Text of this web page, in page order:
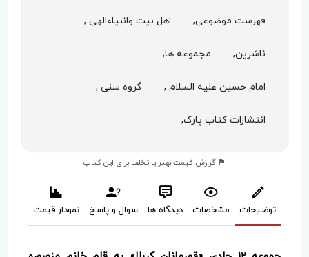
فهرست موضوعی, اهل بیت وانبیاءالهی ,
ناشرین, مجموعه ها,
امام حسین علیه السلام , گروه سنی ,
انتشارات کتاب پارک,
گزارش قیمت بهتر یا تخلف برای این کتاب
توضیحات مشخصات دیدگاه ها سوال و پاسخ نمودار قیمت